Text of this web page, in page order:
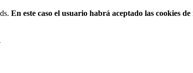
En este caso el usuario habrá aceptado las cookies